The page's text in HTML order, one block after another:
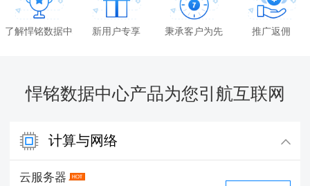
了解悍铭数据中心 新用户专享 秉承客户为先 推广返佣
悍铭数据中心产品为您引航互联网
计算与网络
云服务器